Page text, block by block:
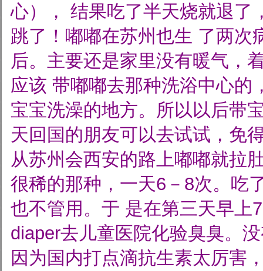
心）， 结果吃了半天烧就退了
跳了！嘟嘟在苏州也生 了两次
后。主要还是家里没有暖气，
应该 带嘟嘟去那种洗浴中心的
宝宝洗澡的地方。所以以后带
天回国的朋友可以去试试，免
从苏州会西安的路上嘟嘟就拉
很稀的那种，一天6－8次。吃
也不管用。于 是在第三天早上
diaper去儿童医院化验臭臭。
因为国内打点滴抗生素太厉害